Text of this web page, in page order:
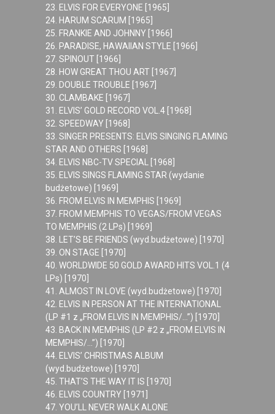
23. ELVIS FOR EVERYONE [1965]
24. HARUM SCARUM [1965]
25. FRANKIE AND JOHNNY [1966]
26. PARADISE, HAWAIIAN STYLE [1966]
27. SPINOUT [1966]
28. HOW GREAT THOU ART [1967]
29. DOUBLE TROUBLE [1967]
30. CLAMBAKE [1967]
31. ELVIS’ GOLD RECORD VOL.4 [1968]
32. SPEEDWAY [1968]
33. SINGER PRESENTS: ELVIS SINGING FLAMING
STAR AND OTHERS [1968]
34. ELVIS NBC-TV SPECIAL [1968]
35. ELVIS SINGS FLAMING STAR (wydanie
budżetowe) [1969]
36. FROM ELVIS IN MEMPHIS [1969]
37. FROM MEMPHIS TO VEGAS/FROM VEGAS
TO MEMPHIS (2 LPs) [1969]
38. LET’S BE FRIENDS (wyd.budżetowe) [1970]
39. ON STAGE [1970]
40. WORLDWIDE 50 GOLD AWARD HITS VOL.1 (4
LPs) [1970]
41. ALMOST IN LOVE (wyd.budżetowe) [1970]
42. ELVIS IN PERSON AT THE INTERNATIONAL
(LP #1 z „FROM ELVIS IN MEMPHIS/…”) [1970]
43. BACK IN MEMPHIS (LP #2 z „FROM ELVIS IN
MEMPHIS/…”) [1970]
44. ELVIS’ CHRISTMAS ALBUM
(wyd.budżetowe) [1970]
45. THAT’S THE WAY IT IS [1970]
46. ELVIS COUNTRY [1971]
47. YOU’LL NEVER WALK ALONE